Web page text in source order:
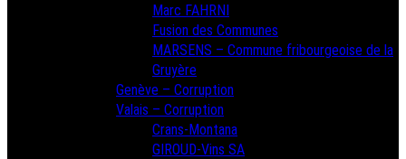
Marc FAHRNI
Fusion des Communes
MARSENS – Commune fribourgeoise de la
Gruyère
Genève – Corruption
Valais – Corruption
Crans-Montana
GIROUD-Vins SA